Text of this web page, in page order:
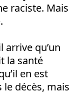
raciste. Mais
arrive qu’un
la santé
en est
le décès, mais